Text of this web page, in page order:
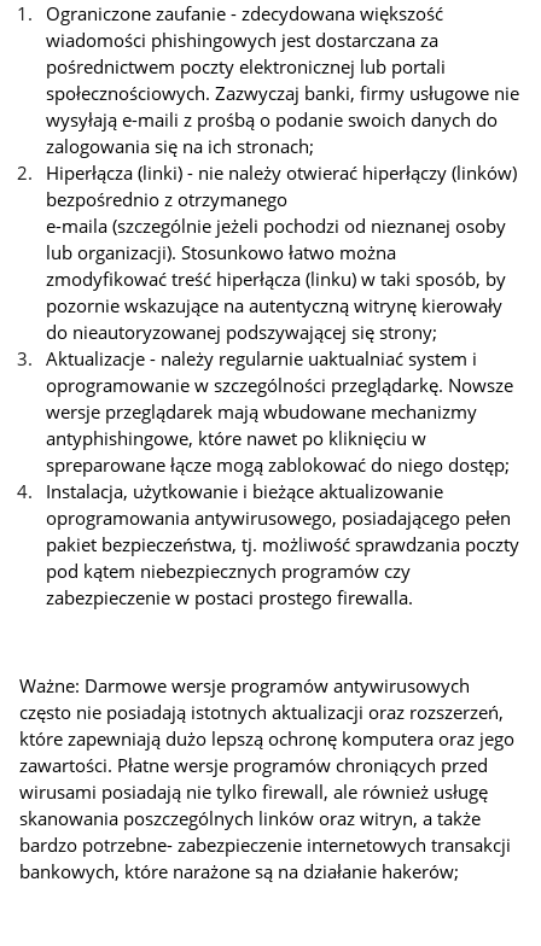
Ograniczone zaufanie - zdecydowana większość
wiadomości phishingowych jest dostarczana za
pośrednictwem poczty elektronicznej lub portali
społecznościowych. Zazwyczaj banki, firmy usługowe nie
wysyłają e-maili z prośbą o podanie swoich danych do
zalogowania się na ich stronach;
Hiperłącza (linki) - nie należy otwierać hiperłączy (linków)
bezpośrednio z otrzymanego
e-maila (szczególnie jeżeli pochodzi od nieznanej osoby
lub organizacji). Stosunkowo łatwo można
zmodyfikować treść hiperłącza (linku) w taki sposób, by
pozornie wskazujące na autentyczną witrynę kierowały
do nieautoryzowanej podszywającej się strony;
Aktualizacje - należy regularnie uaktualniać system i
oprogramowanie w szczególności przeglądarkę. Nowsze
wersje przeglądarek mają wbudowane mechanizmy
antyphishingowe, które nawet po kliknięciu w
spreparowane łącze mogą zablokować do niego dostęp;
Instalacja, użytkowanie i bieżące aktualizowanie
oprogramowania antywirusowego, posiadającego pełen
pakiet bezpieczeństwa, tj. możliwość sprawdzania poczty
pod kątem niebezpiecznych programów czy
zabezpieczenie w postaci prostego firewalla.
Ważne: Darmowe wersje programów antywirusowych
często nie posiadają istotnych aktualizacji oraz rozszerzeń,
które zapewniają dużo lepszą ochronę komputera oraz jego
zawartości. Płatne wersje programów chroniących przed
wirusami posiadają nie tylko firewall, ale również usługę
skanowania poszczególnych linków oraz witryn, a także
bardzo potrzebne- zabezpieczenie internetowych transakcji
bankowych, które narażone są na działanie hakerów;